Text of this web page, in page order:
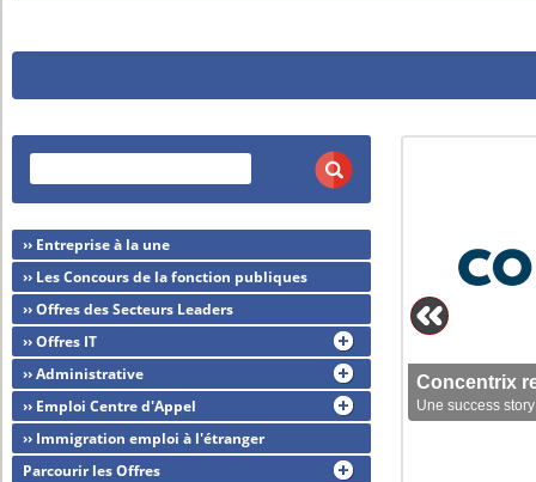
Concentrix
Une success
›› Entreprise à la une
›› Les Concours de la fonction publiques
›› Offres des Secteurs Leaders
›› Offres IT
›› Administrative
›› Emploi Centre d'Appel
›› Immigration emploi à l'étranger
Parcourir les Offres